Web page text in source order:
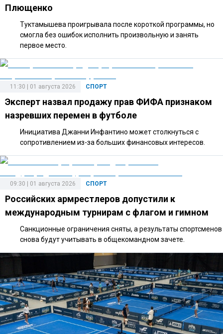
Плющенко
Туктамышева проигрывала после короткой программы, но
смогла без ошибок исполнить произвольную и занять
первое место.
СПОРТ
11:30 | 01 августа 2026
Эксперт назвал продажу прав ФИФА признаком
назревших перемен в футболе
Инициатива Джанни Инфантино может столкнуться с
сопротивлением из-за больших финансовых интересов.
СПОРТ
09:30 | 01 августа 2026
Российских армрестлеров допустили к
международным турнирам с флагом и гимном
Санкционные ограничения сняты, а результаты спортсменов
снова будут учитывать в общекомандном зачете.